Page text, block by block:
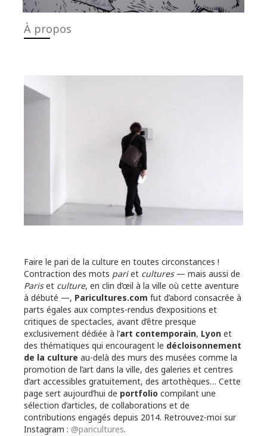
À propos
Faire le pari de la culture en toutes circonstances !
Contraction des mots pariet cultures— mais aussi de
Pariset culture, en clin d’œil à la ville où cette aventure
à débuté —, Paricultures.com fut d’abord consacrée à
parts égales aux comptes-rendus d’expositions et
critiques de spectacles, avant d’être presque
exclusivement dédiée à l’art contemporain, Lyon et
des thématiques qui encouragent le décloisonnement
de la culture au-delà des murs des musées comme la
promotion de l’art dans la ville, des galeries et centres
d’art accessibles gratuitement, des artothèques… Cette
page sert aujourd’hui de portfolio compilant une
sélection d’articles, de collaborations et de
contributions engagés depuis 2014. Retrouvez-moi sur
Instagram : @paricultures.